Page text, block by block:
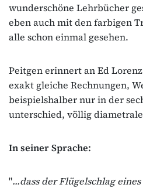
wunderschöne Lehrbücher
eben auch mit den farbigen
alle schon einmal gesehen.
Peitgen erinnert an Ed
exakt gleiche Rechnungen,
beispielshalber nur in der
unterschied, völlig
In seiner Sprache:
"...dass der Flügelschlag